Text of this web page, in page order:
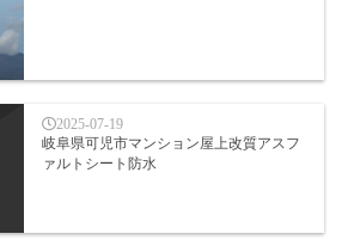
2025-07-19
岐阜県可児市マンション屋上改質アスフ
ァルトシート防水